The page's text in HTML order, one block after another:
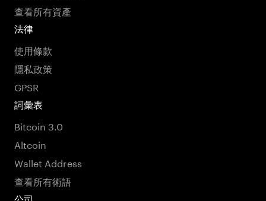
查看所有資產
法律
使用條款
隱私政策
GPSR
詞彙表
Bitcoin 3.0
Altcoin
Wallet Address
查看所有術語